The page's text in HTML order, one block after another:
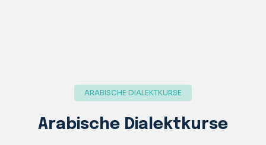
ARABISCHE DIALEKTKURSE
Arabische Dialektkurse